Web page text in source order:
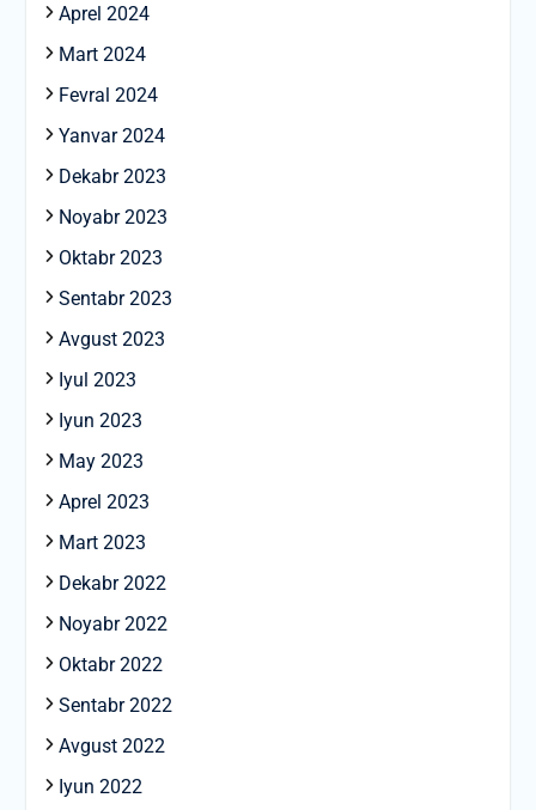
Aprel 2024
Mart 2024
Fevral 2024
Yanvar 2024
Dekabr 2023
Noyabr 2023
Oktabr 2023
Sentabr 2023
Avgust 2023
Iyul 2023
Iyun 2023
May 2023
Aprel 2023
Mart 2023
Dekabr 2022
Noyabr 2022
Oktabr 2022
Sentabr 2022
Avgust 2022
Iyun 2022